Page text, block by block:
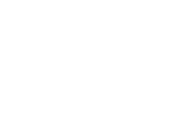
de selectie din meniu
sau in Canico do